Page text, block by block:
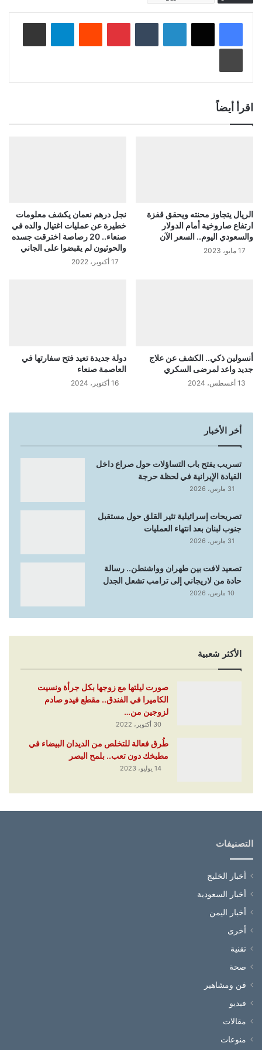
لينكدإن بينتيريست
اقرأ أيضاً
الريال يتجاوز محنته ويحقق قفزة
ارتفاع صاروخية أمام الدولار
والسعودي اليوم.. السعر الآن
17 مايو، 2023
نجل درهم نعمان يكشف معلومات
خطيرة عن عمليات اغتيال والده في
صنعاء.. 20 رصاصة اخترقت جسده
والحوثيون لم يقبضوا على الجاني
17 أكتوبر، 2022
أنسولين ذكي.. الكشف عن علاج
جديد واعد لمرضى السكري
13 أغسطس، 2024
دولة جديدة تعيد فتح سفارتها في
العاصمة صنعاء
16 أكتوبر، 2024
أخر الأخبار
تسريب يفتح باب التساؤلات حول صراع داخل
القيادة الإيرانية في لحظة حرجة
31 مارس، 2026
تصريحات إسرائيلية تثير القلق حول مستقبل
جنوب لبنان بعد انتهاء العمليات
31 مارس، 2026
تصعيد لافت بين طهران وواشنطن.. رسالة
حادة من لاريجاني إلى ترامب تشعل الجدل
10 مارس، 2026
الأكثر شعبية
صورت ليلتها مع زوجها بكل جرأة ونسيت
الكاميرا في الفندق.. مقطع فيدو صادم
لزوجين من…
30 أكتوبر، 2022
طُرق فعالة للتخلص من الديدان البيضاء في
مطبخك دون تعب.. بلمح البصر
14 يوليو، 2023
التصنيفات
أخبار الخليج
أخبار السعودية
أخبار اليمن
أخرى
تقنية
صحة
فن ومشاهير
فيديو
مقالات
منوعات